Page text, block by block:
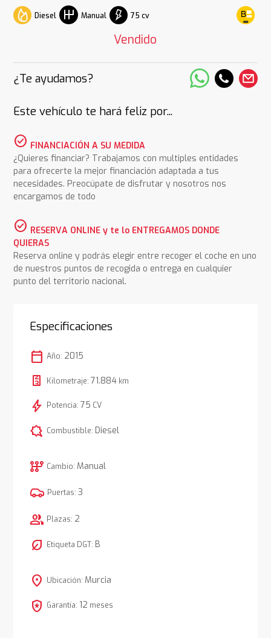
Diesel Manual 75 cv
Vendido
¿Te ayudamos?
Este vehículo te hará feliz por...
check_circle FINANCIACIÓN A SU MEDIDA
¿Quieres financiar? Trabajamos con multiples entidades
para ofrecerte la mejor financiación adaptada a tus
necesidades. Preocúpate de disfrutar y nosotros nos
encargamos de todo
check_circle RESERVA ONLINE y te lo ENTREGAMOS DONDE
QUIERAS
Reserva online y podrás elegir entre recoger el coche en uno
de nuestros puntos de recogida o entrega en cualquier
punto del territorio nacional.
Especificaciones
calendar_today Año: 2015
Kilometraje: 71.884km
bolt Potencia: 75 CV
comic_bubble Combustible: Diesel
auto_transmission Cambio: Manual
Puertas: 3
group Plazas: 2
nest_eco_leaf Etiqueta DGT: B
location_on Ubicación: Murcia
local_police Garantía: 12 meses